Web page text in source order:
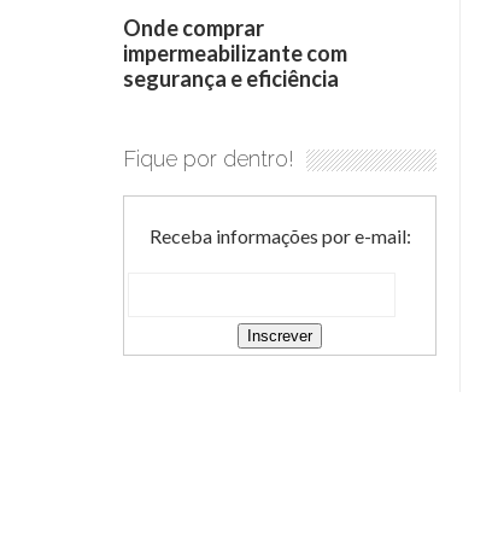
Onde comprar
impermeabilizante com
segurança e eficiência
Fique por dentro!
Receba informações por e-mail: